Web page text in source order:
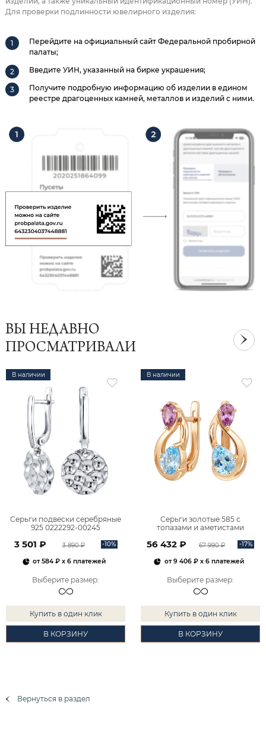
Для проверки подлинности ювелирного изделия:
Перейдите на официальный сайт Федеральной пробирной
палаты;
Введите УИН, указанный на бирке украшения;
Получите подробную информацию об изделии в едином
реестре драгоценных камней, металлов и изделий с ними.
ВЫ НЕДАВНО
ПРОСМАТРИВАЛИ
В наличии
Серьги подвески серебряные
925 0222292-00245
3 501 ₽ 3 890 ₽ -10%
от584 ₽ x 6 платежей
Выберите размер:
Купить в один клик
В КОРЗИНУ
В наличии
Серьги золотые 585 с
топазами и аметистами
56 432 ₽ 67 990 ₽ -17%
от9 406 ₽x 6 платежей
Выберите размер:
Купить в один клик
В КОРЗИНУ
Вернуться в раздел